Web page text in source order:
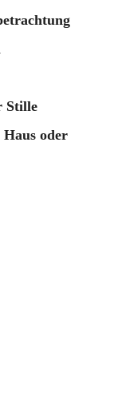
Stille
oder